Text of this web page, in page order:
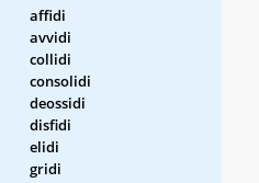
affidi
avvidi
collidi
consolidi
deossidi
disfidi
elidi
gridi